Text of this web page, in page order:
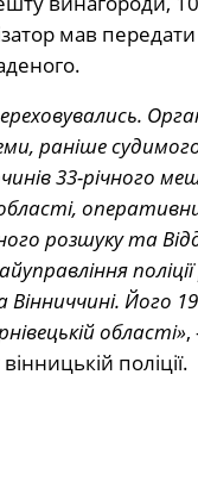
мав передати
раніше
33-річного
розшуку та
Його
області»,
поліції.